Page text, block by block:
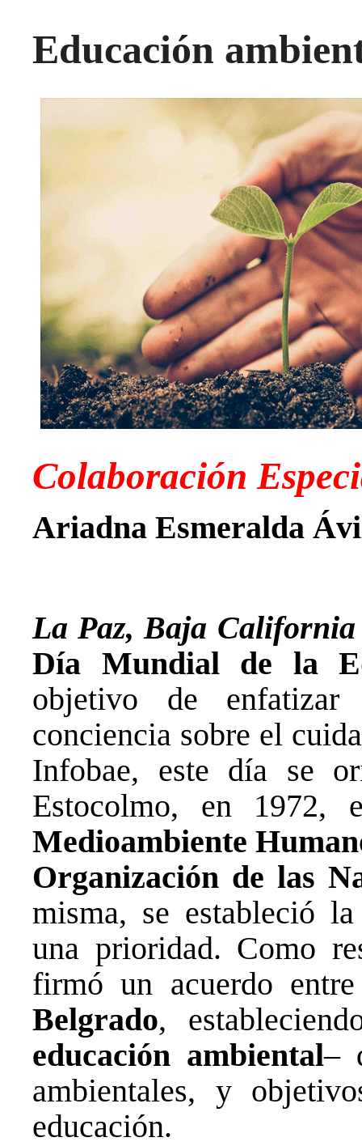
Educación
Colaboración
Ariadna Esmeralda
La Paz, Baja
Día Mundial de la
objetivo de
conciencia sobre el
Infobae, este día se
Estocolmo, en
Medioambiente
Organización de las
misma, se estableció
una prioridad. Como
firmó un acuerdo
Belgrado,
educación ambiental–
ambientales, y
educación.